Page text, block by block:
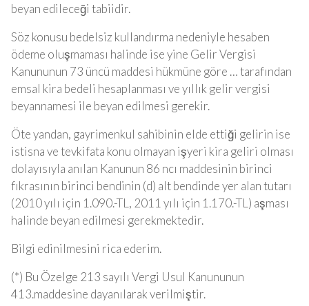
beyan edileceği tabiidir.
Söz konusu bedelsiz kullandırma nedeniyle hesaben
ödeme oluşmaması halinde ise yine Gelir Vergisi
Kanununun 73 üncü maddesi hükmüne göre … tarafından
emsal kira bedeli hesaplanması ve yıllık gelir vergisi
beyannamesi ile beyan edilmesi gerekir.
Öte yandan, gayrimenkul sahibinin elde ettiği gelirin ise
istisna ve tevkifata konu olmayan işyeri kira geliri olması
dolayısıyla anılan Kanunun 86 ncı maddesinin birinci
fıkrasının birinci bendinin (d) alt bendinde yer alan tutarı
(2010 yılı için 1.090.-TL, 2011 yılı için 1.170.-TL) aşması
halinde beyan edilmesi gerekmektedir.
Bilgi edinilmesini rica ederim.
(*) Bu Özelge 213 sayılı Vergi Usul Kanununun
413.maddesine dayanılarak verilmiştir.